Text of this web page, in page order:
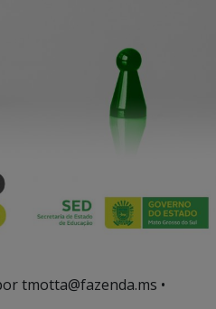
tmotta@fazenda.ms •